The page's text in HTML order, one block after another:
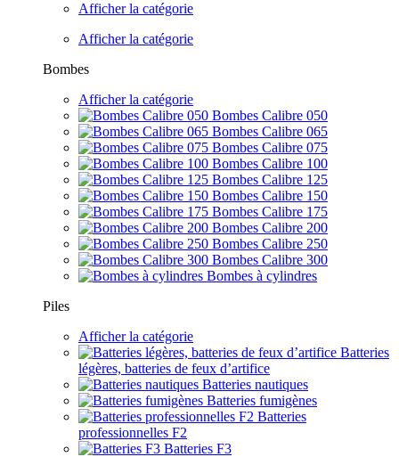
Afficher la catégorie
Afficher la catégorie
Bombes
Afficher la catégorie
Bombes Calibre 050
Bombes Calibre 065
Bombes Calibre 075
Bombes Calibre 100
Bombes Calibre 125
Bombes Calibre 150
Bombes Calibre 175
Bombes Calibre 200
Bombes Calibre 250
Bombes Calibre 300
Bombes à cylindres
Piles
Afficher la catégorie
Batteries
légères, batteries de feux d’artifice
Batteries nautiques
Batteries fumigènes
Batteries
professionnelles F2
Batteries F3